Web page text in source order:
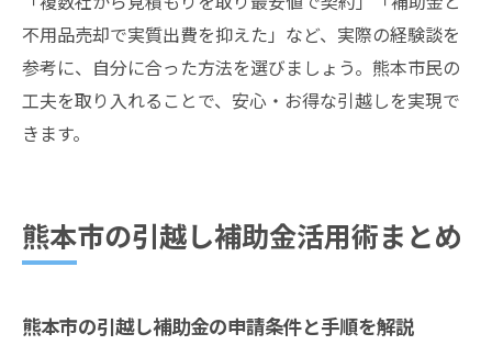
不用品売却で実質出費を抑えた」など、実際の経験談を
参考に、自分に合った方法を選びましょう。熊本市民の
工夫を取り入れることで、安心・お得な引越しを実現で
きます。
熊本市の引越し補助金活用術まとめ
熊本市の引越し補助金の申請条件と手順を解説